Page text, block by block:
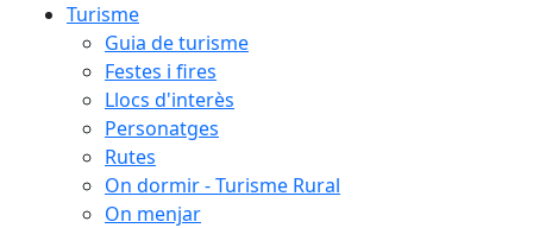
Turisme
Guia de turisme
Festes i fires
Llocs d'interès
Personatges
Rutes
On dormir - Turisme Rural
On menjar